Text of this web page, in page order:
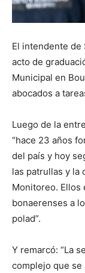
El intendente de
acto de
Municipal en
abocados a
Luego de la
“hace 23 años
del país y hoy
las patrullas y la
Monitoreo. Ellos
bonaerenses a
polad”.
Y remarcó: “La
complejo que se